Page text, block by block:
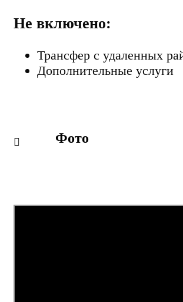
Не включено:
Трансфер с удаленных
Дополнительные услуги
Фото